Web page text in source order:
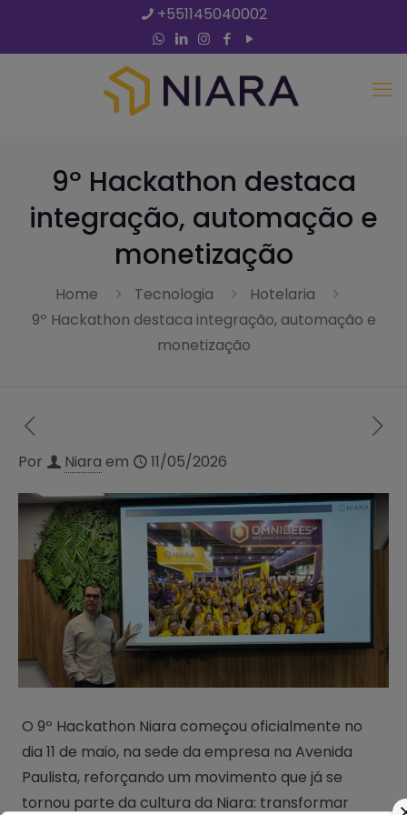
+551145040002
9º Hackathon destaca
integração, automação e
monetização
Home Tecnologia
Hotelaria
9º Hackathon destaca integração, automação e
monetização
Por Niara em 11/05/2026
O 9º Hackathon Niara começou oficialmente no
dia 11 de maio, na sede da empresa na Avenida
Paulista, reforçando um movimento que já se
tornou parte da cultura da Niara: transformar